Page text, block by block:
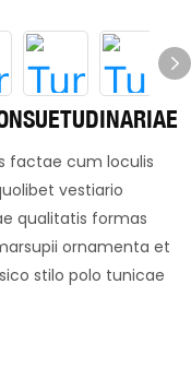
factae cum loculis
vestiario
qualitatis formas
ornamenta et
stilo polo tunicae